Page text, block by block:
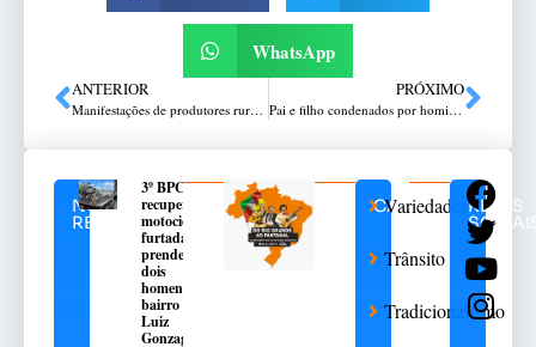
WhatsApp
ANTERIOR
Manifestações de produtores rurais estão mantidas para dia 14
PRÓXIMO
Pai e filho condenados por homicídio e tentativa de homicídio em posto do Boqueirão
NOTÍCIAS
RELACIONADAS
3º BPChq
recupera
motocicleta
furtada e
prende
dois
homens no
bairro São
Luiz
Gonzaga,
CATEGORIAS
Variedades
Trânsito
Tradicionalismo
REDES